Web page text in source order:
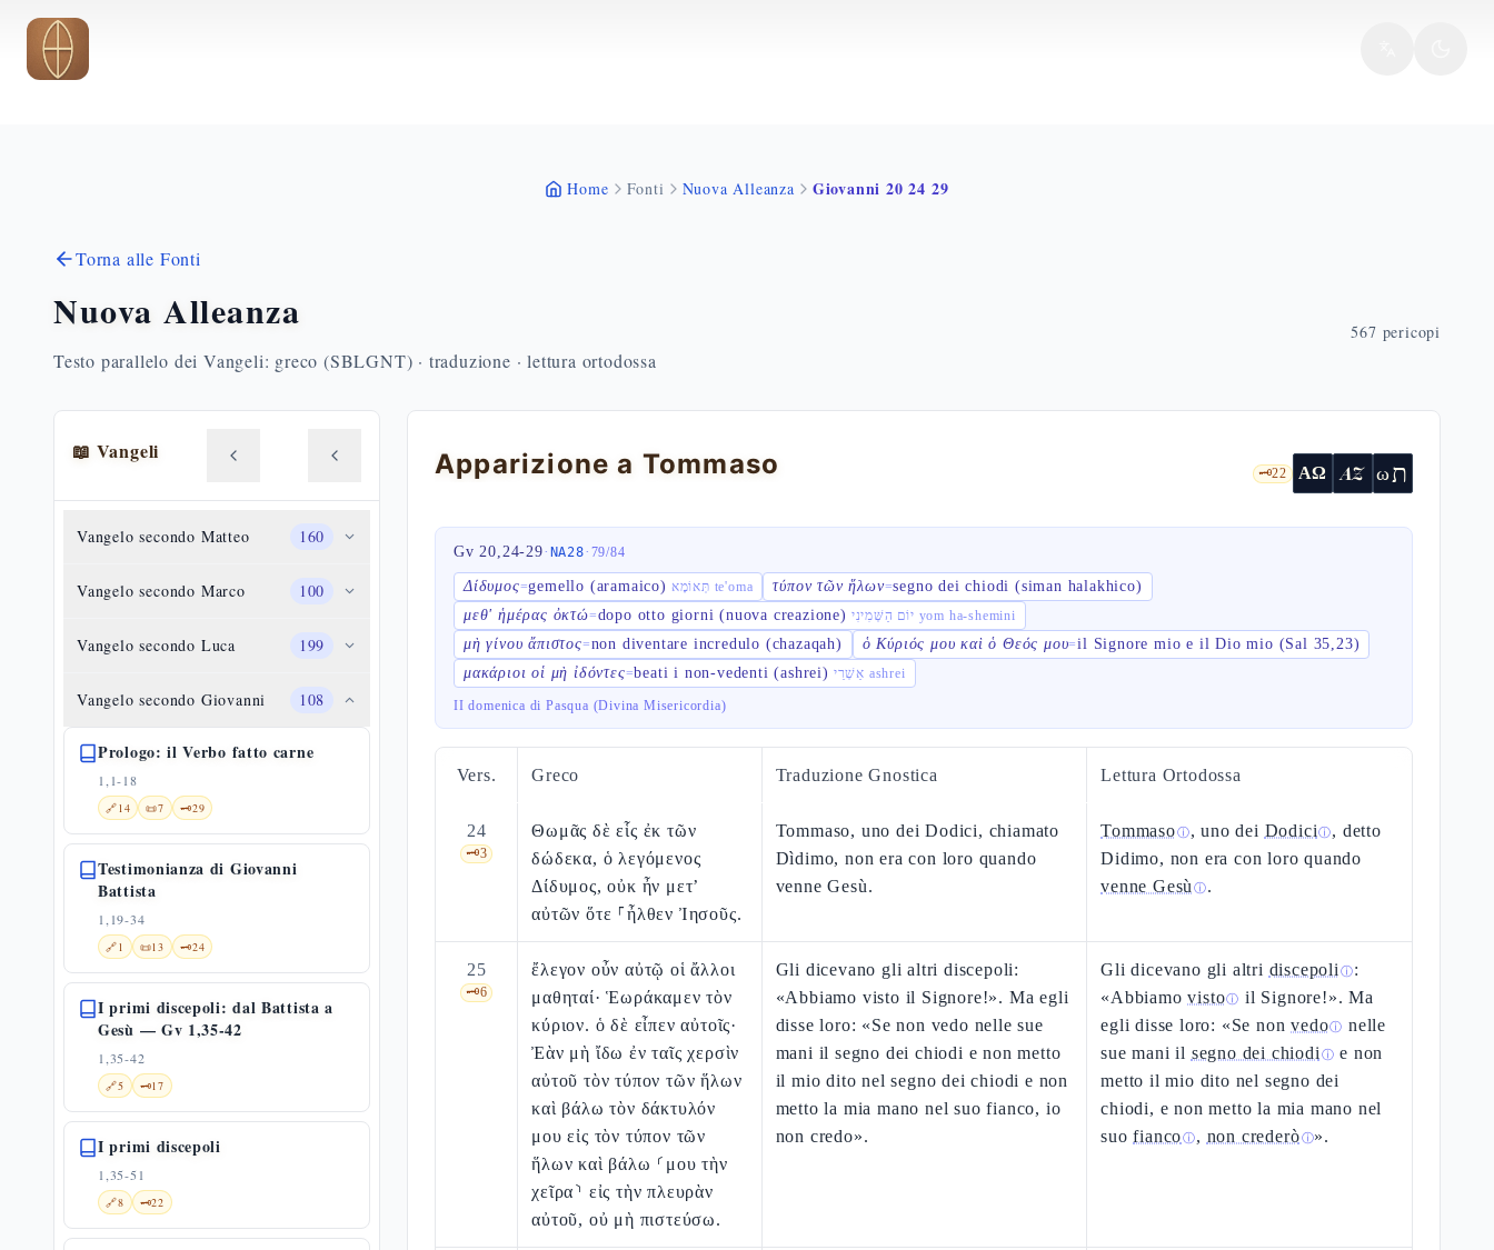
Vai al contenuto principale
Home Fonti Nuova Alleanza Giovanni 20 24 29
Torna alle Fonti
Nuova Alleanza
Testo parallelo dei Vangeli: greco (SBLGNT) · traduzione · lettura ortodossa
567 pericopi
📖 Vangeli
Vangelo secondo Matteo 160
Vangelo secondo Marco 100
Vangelo secondo Luca 199
Vangelo secondo Giovanni 108
Prologo: il Verbo fatto carne
1,1-18
🔗14 📜7 🗝️29
Testimonianza di Giovanni
Battista
1,19-34
🔗1 📜13 🗝️24
I primi discepoli: dal Battista a
Gesù — Gv 1,35-42
1,35-42
🔗5 🗝️17
I primi discepoli
1,35-51
🔗8 🗝️22
Apparizione a Tommaso 🗝️22 ΑΩ AZ ωת
Gv 20,24-29· NA28· 79/84
Δίδυμος=gemello (aramaico) תְּאוֹמָא te'oma τύπον τῶν ἥλων=segno dei chiodi (siman halakhico)
μεθ' ἡμέρας ὀκτώ=dopo otto giorni (nuova creazione) יוֹם הַשְּׁמִינִי yom ha-shemini
μὴ γίνου ἄπιστος=non diventare incredulo (chazaqah) ὁ Κύριός μου καὶ ὁ Θεός μου=il Signore mio e il Dio mio (Sal 35,23)
μακάριοι οἱ μὴ ἰδόντες=beati i non-vedenti (ashrei) אַשְׁרֵי ashrei
II domenica di Pasqua (Divina Misericordia)
Vers. Greco Traduzione Gnostica Lettura Ortodossa
24
🗝️3
Θωμᾶς δὲ εἷς ἐκ τῶν
δώδεκα, ὁ λεγόμενος
Δίδυμος, οὐκ ἦν μετ’
αὐτῶν ὅτε ⸀ἦλθεν Ἰησοῦς.
Tommaso, uno dei Dodici, chiamato
Dìdimo, non era con loro quando
venne Gesù.
Tommasoⓘ, uno dei Dodici ⓘ, detto
Didimo, non era con loro quando
venne Gesù ⓘ.
25
🗝️6
ἔλεγον οὖν αὐτῷ οἱ ἄλλοι
μαθηταί· Ἑωράκαμεν τὸν
κύριον. ὁ δὲ εἶπεν αὐτοῖς·
Ἐὰν μὴ ἴδω ἐν ταῖς χερσὶν
αὐτοῦ τὸν τύπον τῶν ἥλων
καὶ βάλω τὸν δάκτυλόν
μου εἰς τὸν τύπον τῶν
ἥλων καὶ βάλω ⸂μου τὴν
χεῖρα⸃ εἰς τὴν πλευρὰν
αὐτοῦ, οὐ μὴ πιστεύσω.
Gli dicevano gli altri discepoli:
«Abbiamo visto il Signore!». Ma egli
disse loro: «Se non vedo nelle sue
mani il segno dei chiodi e non metto
il mio dito nel segno dei chiodi e non
metto la mia mano nel suo fianco, io
non credo».
Gli dicevano gli altri discepoli ⓘ:
«Abbiamovistoⓘ il Signore!». Ma
egli disse loro: «Se nonvedoⓘ nelle
sue mani il segno dei chiodi ⓘ e non
metto il mio dito nel segno dei
chiodi, e non metto la mia mano nel
suofiancoⓘ, non crederòⓘ».